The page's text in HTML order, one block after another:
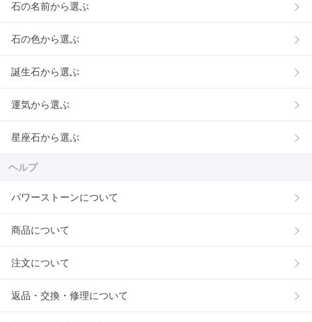
石の名前から選ぶ
石の色から選ぶ
誕生石から選ぶ
運気から選ぶ
星座石から選ぶ
ヘルプ
パワーストーンについて
商品について
注文について
返品・交換・修理について